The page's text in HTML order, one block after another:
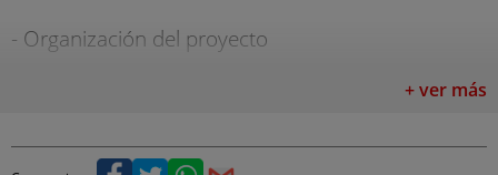
- Organización del proyecto
+ ver más